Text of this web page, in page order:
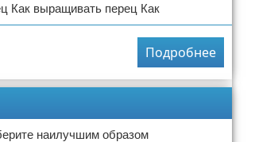
Как выращивать перец Как
Подробнее
наилучшим образом